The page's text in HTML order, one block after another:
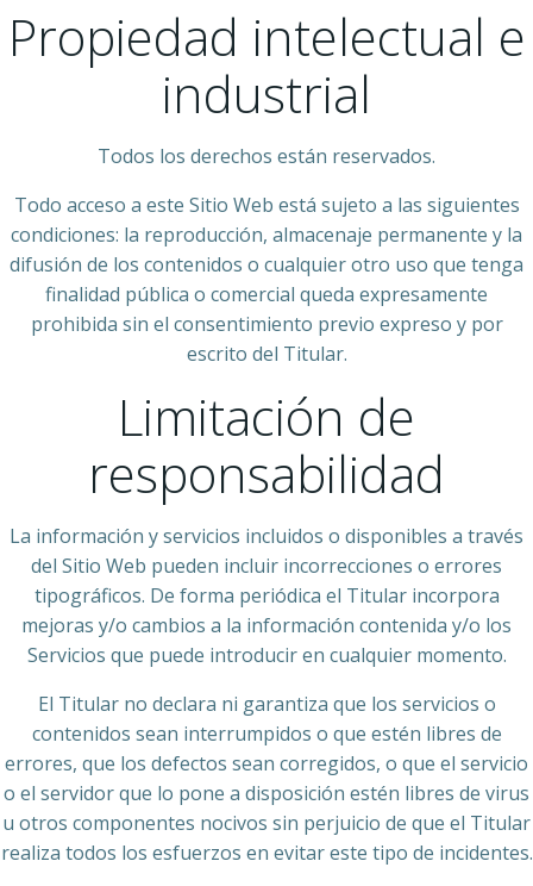
Propiedad intelectual e
industrial
Todos los derechos están reservados.
Todo acceso a este Sitio Web está sujeto a las siguientes
condiciones: la reproducción, almacenaje permanente y la
difusión de los contenidos o cualquier otro uso que tenga
finalidad pública o comercial queda expresamente
prohibida sin el consentimiento previo expreso y por
escrito del Titular.
Limitación de
responsabilidad
La información y servicios incluidos o disponibles a través
del Sitio Web pueden incluir incorrecciones o errores
tipográficos. De forma periódica el Titular incorpora
mejoras y/o cambios a la información contenida y/o los
Servicios que puede introducir en cualquier momento.
El Titular no declara ni garantiza que los servicios o
contenidos sean interrumpidos o que estén libres de
errores, que los defectos sean corregidos, o que el servicio
o el servidor que lo pone a disposición estén libres de virus
u otros componentes nocivos sin perjuicio de que el Titular
realiza todos los esfuerzos en evitar este tipo de incidentes.